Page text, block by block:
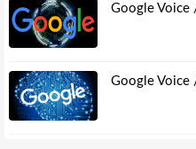
Google Voice
Google Voice